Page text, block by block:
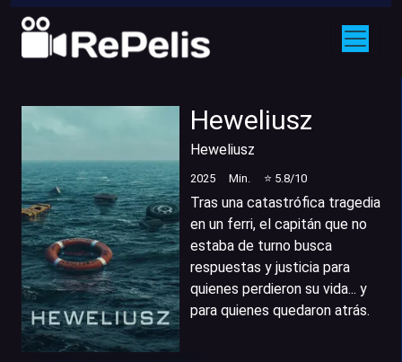
Heweliusz
Heweliusz
2025 Min. ⭐ 5.8/10
Tras una catastrófica tragedia
en un ferri, el capitán que no
estaba de turno busca
respuestas y justicia para
quienes perdieron su vida... y
para quienes quedaron atrás.